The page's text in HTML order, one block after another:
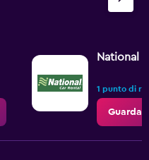
National
1 punto di
Guarda